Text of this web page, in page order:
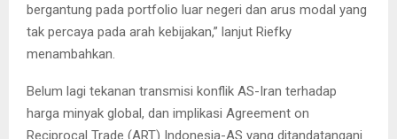
bergantung pada portfolio luar negeri dan arus modal yang
tak percaya pada arah kebijakan,” lanjut Riefky
menambahkan.
Belum lagi tekanan transmisi konflik AS-Iran terhadap
harga minyak global, dan implikasi Agreement on
Reciprocal Trade (ART) Indonesia-AS yang ditandatangani